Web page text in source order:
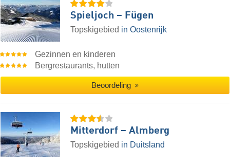
Spieljoch – Fügen
Topskigebied in Oostenrijk
Gezinnen en kinderen
Bergrestaurants, hutten
Beoordeling
Mitterdorf – Almberg
Topskigebied in Duitsland